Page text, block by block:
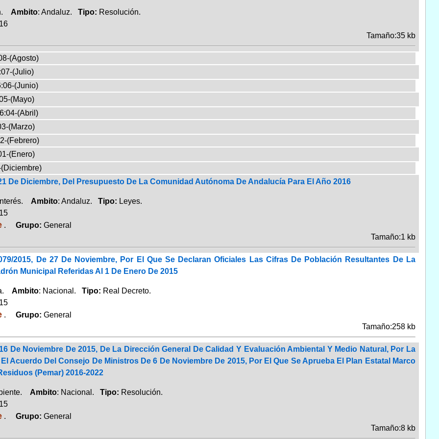
Ambito: Andaluz. Tipo: Resolución.
Tamaño:35 kb
(Agosto)
(Julio)
(Junio)
(Mayo)
(Abril)
(Marzo)
(Febrero)
(Enero)
De Diciembre, Del Presupuesto De La Comunidad Autónoma De Andalucía Para El Año 2016
Ambito: Andaluz. Tipo: Leyes.
. Grupo: General
Tamaño:1 kb
2015, De 27 De Noviembre, Por El Que Se Declaran Oficiales Las Cifras De Población Resultantes De La
Municipal Referidas Al 1 De Enero De 2015
Ambito: Nacional. Tipo: Real Decreto.
. Grupo: General
Tamaño:258 kb
De Noviembre De 2015, De La Dirección General De Calidad Y Evaluación Ambiental Y Medio Natural, Por La
Acuerdo Del Consejo De Ministros De 6 De Noviembre De 2015, Por El Que Se Aprueba El Plan Estatal Marco
(Pemar) 2016-2022
Ambito: Nacional. Tipo: Resolución.
. Grupo: General
Tamaño:8 kb